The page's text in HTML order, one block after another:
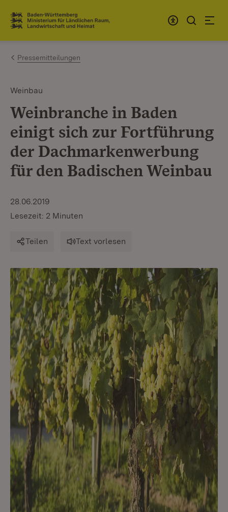
Zum Inhalt springen
Link zur Startseite
Pressemitteilungen
Weinbau
Weinbranche in Baden
einigt sich zur Fortführung
der Dachmarkenwerbung
für den Badischen Weinbau
28.06.2019
Lesezeit: 2 Minuten
Teilen Text vorlesen